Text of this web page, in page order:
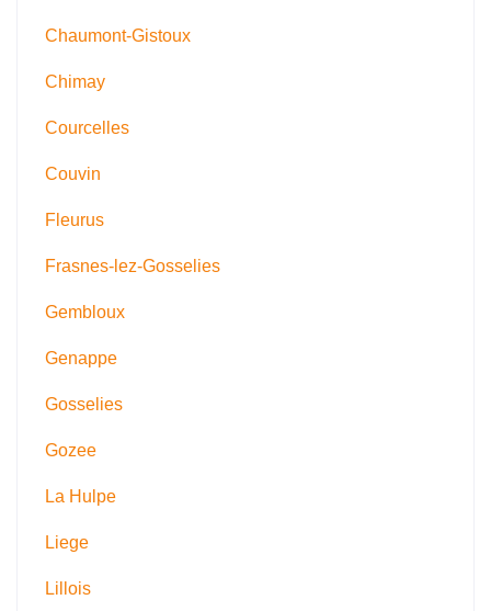
Chaumont-Gistoux
Chimay
Courcelles
Couvin
Fleurus
Frasnes-lez-Gosselies
Gembloux
Genappe
Gosselies
Gozee
La Hulpe
Liege
Lillois